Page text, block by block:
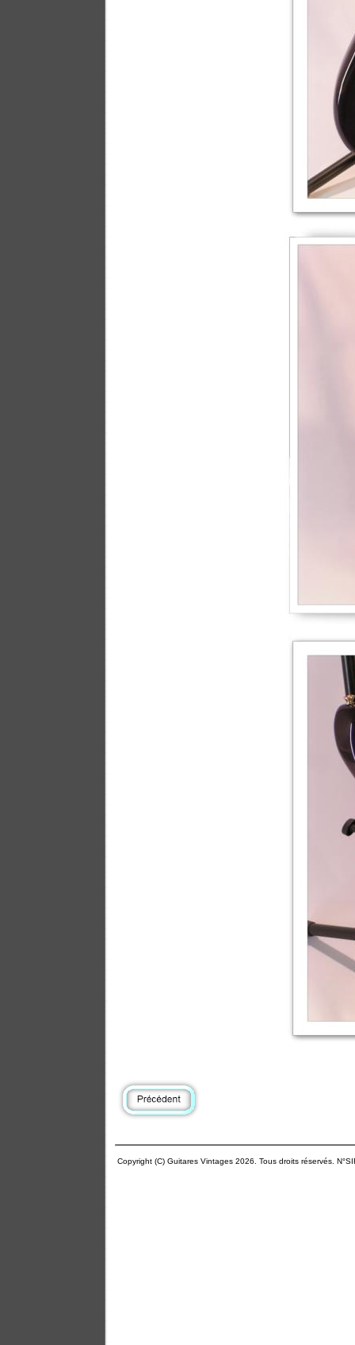
Copyright (C) Guitares Vintages 2026. Tous droits réservés.